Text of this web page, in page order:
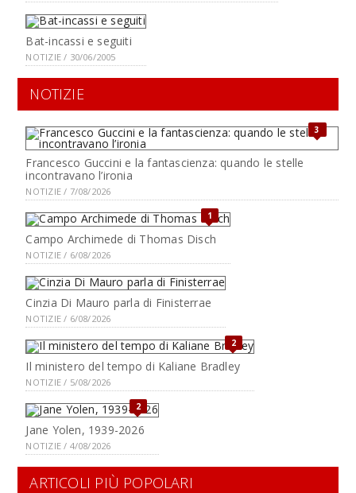
Bat-incassi e seguiti
NOTIZIE / 30/06/2005
NOTIZIE
3
Francesco Guccini e la fantascienza: quando le stelle
incontravano l’ironia
NOTIZIE / 7/08/2026
1
Campo Archimede di Thomas Disch
NOTIZIE / 6/08/2026
Cinzia Di Mauro parla di Finisterrae
NOTIZIE / 6/08/2026
2
Il ministero del tempo di Kaliane Bradley
NOTIZIE / 5/08/2026
2
Jane Yolen, 1939-2026
NOTIZIE / 4/08/2026
ARTICOLI PIÙ POPOLARI